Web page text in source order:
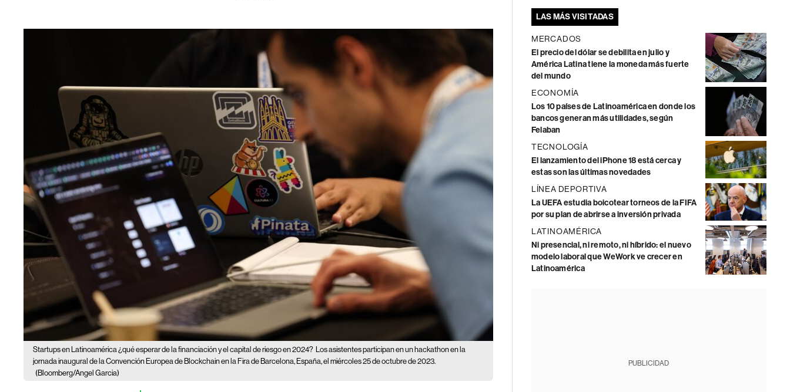
Startups en Latinoamérica ¿qué esperar de la financiación y el capital de riesgo en 2024? Los asistentes participan en un hackathon en la
jornada inaugural de la Convención Europea de Blockchain en la Fira de Barcelona, España, el miércoles 25 de octubre de 2023.
(Bloomberg/Angel Garcia)
LAS MÁS VISITADAS
MERCADOS
El precio del dólar se debilita en julio y
América Latina tiene la moneda más fuerte
del mundo
ECONOMÍA
Los 10 países de Latinoamérica en donde los
bancos generan más utilidades, según
Felaban
TECNOLOGÍA
El lanzamiento del iPhone 18 está cerca y
estas son las últimas novedades
LÍNEA DEPORTIVA
La UEFA estudia boicotear torneos de la FIFA
por su plan de abrirse a inversión privada
LATINOAMÉRICA
Ni presencial, ni remoto, ni híbrido: el nuevo
modelo laboral que WeWork ve crecer en
Latinoamérica
PUBLICIDAD